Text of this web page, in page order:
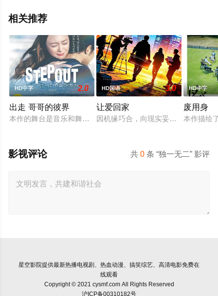
相关推荐
HD中字 2.0
出走 哥哥的彼界
本作的舞台是音乐和舞蹈融入生活的冲绳。与母亲朱音、妹妹
HD国语 3.0
让爱回家
因机缘巧合，向现实妥协的导演朱达
HD中字
废用身
本作描绘
共0 条 “独一无二” 影评
影视评论
星空影院提供最新热播电视剧、热血动漫、搞笑综艺、高清电影免费在
线观看
Copyright © 2021 cysmf.com All Rights Reserved
沪ICP备00310182号